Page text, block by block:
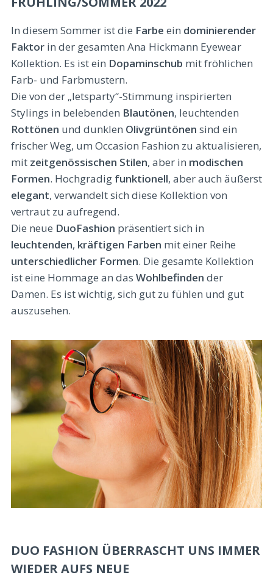
In diesem Sommer ist die Farbe ein dominierender
Faktor in der gesamten Ana Hickmann Eyewear
Kollektion. Es ist ein Dopaminschub mit fröhlichen
Farb- und Farbmustern.
Die von der „letsparty“-Stimmung inspirierten
Stylings in belebenden Blautönen, leuchtenden
Rottönen und dunklen Olivgrüntönen sind ein
frischer Weg, um Occasion Fashion zu aktualisieren,
mit zeitgenössischen Stilen, aber in modischen
Formen. Hochgradig funktionell, aber auch äußerst
elegant, verwandelt sich diese Kollektion von
vertraut zu aufregend.
Die neue DuoFashion präsentiert sich in
leuchtenden, kräftigen Farben mit einer Reihe
unterschiedlicher Formen. Die gesamte Kollektion
ist eine Hommage an das Wohlbefinden der
Damen. Es ist wichtig, sich gut zu fühlen und gut
auszusehen.
DUO FASHION ÜBERRASCHT UNS IMMER
WIEDER AUFS NEUE